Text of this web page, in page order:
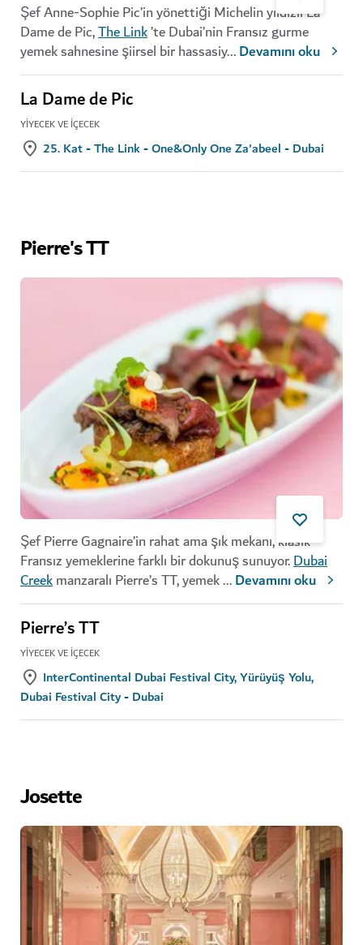
Şef Anne-Sophie Pic’in yönettiği Michelin yıldızlı La
Dame de Pic,The Link’te Dubai’nin Fransız gurme
yemek sahnesine şiirsel bir hassasiy...Devamını oku
La Dame de Pic
YIYECEK VE İÇECEK
25. Kat - The Link - One&Only One Za'abeel - Dubai
Pierre's TT
Şef Pierre Gagnaire’in rahat ama şık mekanı, klasik
Fransız yemeklerine farklı bir dokunuş sunuyor.Dubai
Creekmanzaralı Pierre’s TT, yemek...Devamını oku
Pierre’s TT
YIYECEK VE İÇECEK
InterContinental Dubai Festival City, Yürüyüş Yolu,
Dubai Festival City - Dubai
Josette